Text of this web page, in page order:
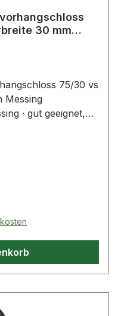
30 mm
75/30 vs
Messing
· eingebaut
das mit